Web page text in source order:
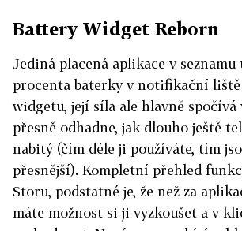
Battery Widget Reborn
Jediná placená aplikace v seznamu
procenta baterky v notifikační liště
widgetu, její síla ale hlavně spočívá
přesně odhadne, jak dlouho ještě
nabitý (čím déle ji používáte, tím
přesnější). Kompletní přehled
Storu, podstatné je, že než za
máte možnost si ji vyzkoušet a v